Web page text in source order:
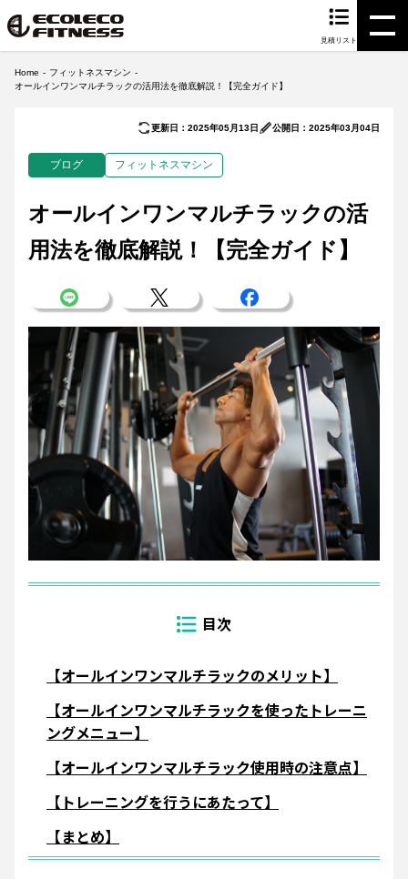
見積リスト
Home
フィットネスマシン
オールインワンマルチラックの活用法を徹底解説！【完全ガイド】
更新日：2025年05月13日 公開日：2025年03月04日
ブログ フィットネスマシン
オールインワンマルチラックの活
用法を徹底解説！【完全ガイド】
【オールインワンマルチラックのメリット】
【オールインワンマルチラックを使ったトレーニ
ングメニュー】
【オールインワンマルチラック使用時の注意点】
【トレーニングを行うにあたって】
【まとめ】